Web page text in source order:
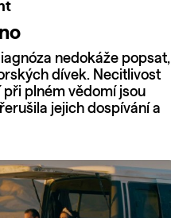
nedokáže popsat,
dívek. Necitlivost
při plném vědomí jsou
jejich dospívání a